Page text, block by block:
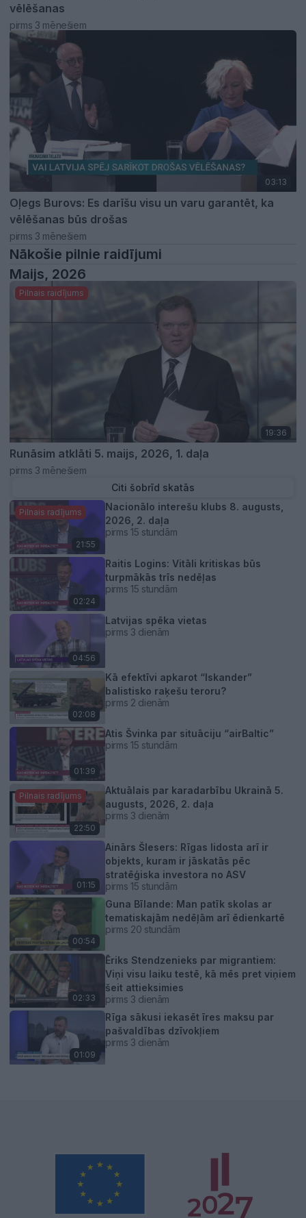
vēlēšanas
pirms 3 mēnešiem
03:13
Oļegs Burovs: Es darīšu visu un varu garantēt, ka
vēlēšanas būs drošas
pirms 3 mēnešiem
Nākošie pilnie raidījumi
Maijs, 2026
Pilnais raidījums
19:36
Runāsim atklāti 5. maijs, 2026, 1. daļa
pirms 3 mēnešiem
Citi šobrīd skatās
Pilnais radījums
21:55
Nacionālo interešu klubs 8. augusts,
2026, 2. daļa
pirms 15 stundām
02:24
Raitis Logins: Vitāli kritiskas būs
turpmākās trīs nedēļas
pirms 15 stundām
04:56
Latvijas spēka vietas
pirms 3 dienām
02:08
Kā efektīvi apkarot “Iskander”
balistisko raķešu teroru?
pirms 2 dienām
01:39
Atis Švinka par situāciju “airBaltic”
pirms 15 stundām
Pilnais radījums
22:50
Aktuālais par karadarbību Ukrainā 5.
augusts, 2026, 2. daļa
pirms 3 dienām
01:15
Ainārs Šlesers: Rīgas lidosta arī ir
objekts, kuram ir jāskatās pēc
stratēģiska investora no ASV
pirms 15 stundām
00:54
Guna Bīlande: Man patīk skolas ar
tematiskajām nedēļām arī ēdienkartē
pirms 20 stundām
02:33
Ēriks Stendzenieks par migrantiem:
Viņi visu laiku testē, kā mēs pret viņiem
šeit attieksimies
pirms 3 dienām
01:09
Rīga sākusi iekasēt īres maksu par
pašvaldības dzīvokļiem
pirms 3 dienām